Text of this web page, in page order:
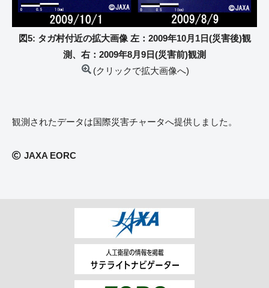
図5: タガ村付近の拡大画像 左：2009年10月1日(災害後)観
測、右：2009年8月9日(災害前)観測
(クリックで拡大画像へ)
観測されたデータは国際災害チャータへ提供しました。
JAXA EORC